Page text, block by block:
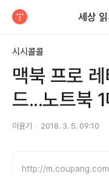
세상
시시콜콜
맥북 프로
드...노트북
이윤기 2018. 3. 5. 09:10
http://m.coupang.com